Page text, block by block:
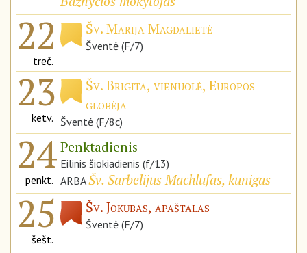
22
treč.
Šv. Marija Magdalietė
Šventė (F/7)
23
ketv.
Šv. Brigita, vienuolė, Europos
globėja
Šventė (F/8c)
24
penkt.
Penktadienis
Eilinis šiokiadienis (f/13)
ARBAŠv. Sarbelijus Machlufas, kunigas
25
šešt.
Šv. Jokūbas, apaštalas
Šventė (F/7)